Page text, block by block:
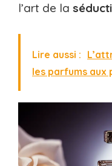
l’art de la
Lire aussi :
les parfums aux